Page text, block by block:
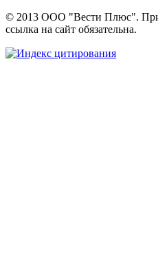
© 2013 ООО "Вести Плюс". При
ссылка на сайт обязательна.